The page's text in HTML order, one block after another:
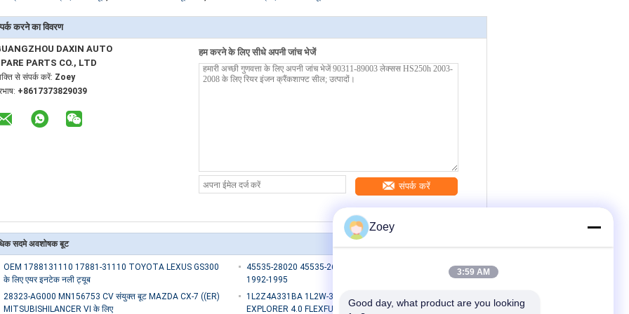
करने का विवरण
DAXIN AUTO
PARTS CO., LTD
से संपर्क करें: Zoey
+8617373829039
हम करने के लिए सीधे अपनी जांच भेजें
संपर्क करें
सदमे अवशोषक बूट
OEM 1788131110 17881-31110 TOYOTA LEXUS GS300
के लिए एयर इनटेक नली ट्यूब
45535-28020 45535-26030 स्टीयरिंग बूट के लिए टोयोटा लिटेस बस
1992-1995
28323-AG000 MN156753 CV संयुक्त बूट MAZDA CX-7 ((ER)
MITSUBISHILANCER VI के लिए
1L2Z4A331BA 1L2W-3A331-BA CV संयुक्त बूट FORD
EXPLORER 4.0 FLEXFUEL के लिए
Zoey
3:59 AM
Good day, what product are you looking